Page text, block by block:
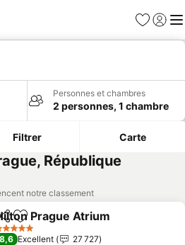
Favoris
Se
Personnes et chambres
2 personnes, 1 chambre
Filtrer Carte
République
notre classement
Ajouter à mes favoris
Prague Atrium
Étoiles
8,6 Excellent
27 727